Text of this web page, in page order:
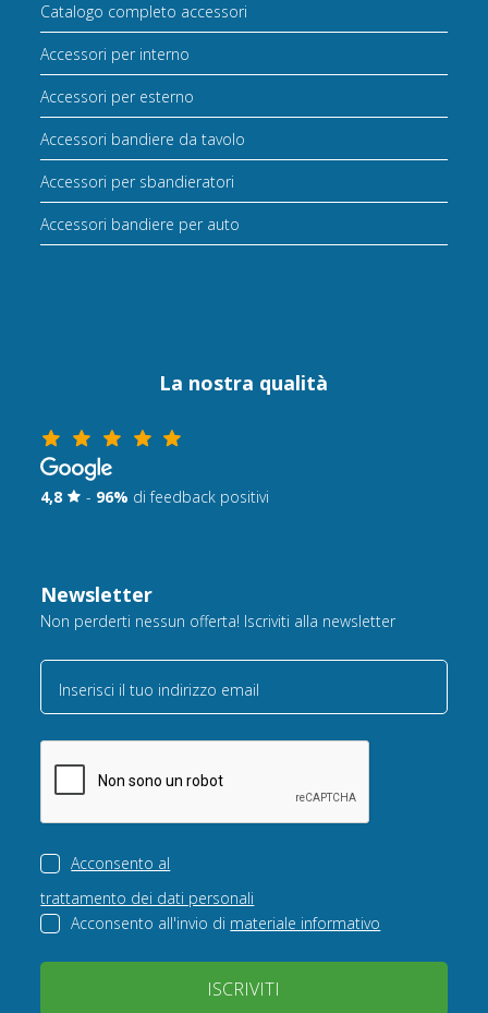
Catalogo completo accessori
Accessori per interno
Accessori per esterno
Accessori bandiere da tavolo
Accessori per sbandieratori
Accessori bandiere per auto
La nostra qualità
4,8 - 96% di feedback positivi
Newsletter
Non perderti nessun offerta! Iscriviti alla newsletter
Inserisci il tuo indirizzo email
Acconsento al
trattamento dei dati personali
Acconsento all'invio di materiale informativo
ISCRIVITI